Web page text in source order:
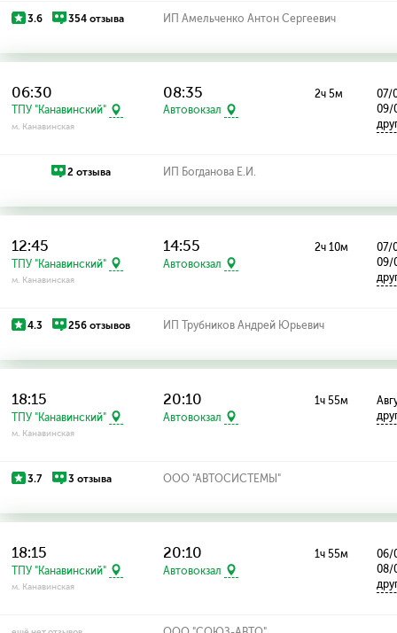
3.6 354 отзыва ИП Амельченко Антон Сергеевич
06:30
ТПУ "Канавинский"
м. Канавинская
08:35
Автовокзал
2ч 5м
07/
09/
2 отзыва ИП Богданова Е.И.
12:45
ТПУ "Канавинский"
м. Канавинская
14:55
Автовокзал
2ч 10м
07/
09/
4.3 256 отзывов ИП Трубников Андрей Юрьевич
18:15
ТПУ "Канавинский"
м. Канавинская
20:10
Автовокзал
1ч 55м
3.7 3 отзыва ООО "АВТОСИСТЕМЫ"
18:15
ТПУ "Канавинский"
м. Канавинская
20:10
Автовокзал
1ч 55м
06/
08/